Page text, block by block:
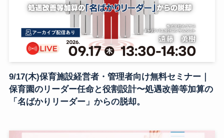
9/17(木)保育施設経営者・管理者向け無料セミナー｜
保育園のリーダー任命と役割設計〜処遇改善等加算の
「名ばかりリーダー」からの脱却。